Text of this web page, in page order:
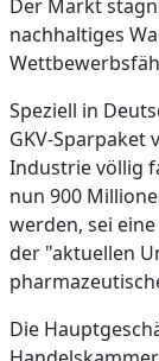
Der Markt
nachhaltiges
Speziell in
GKV-
Industrie völlig
nun 900
werden, sei
der "aktuellen
Die